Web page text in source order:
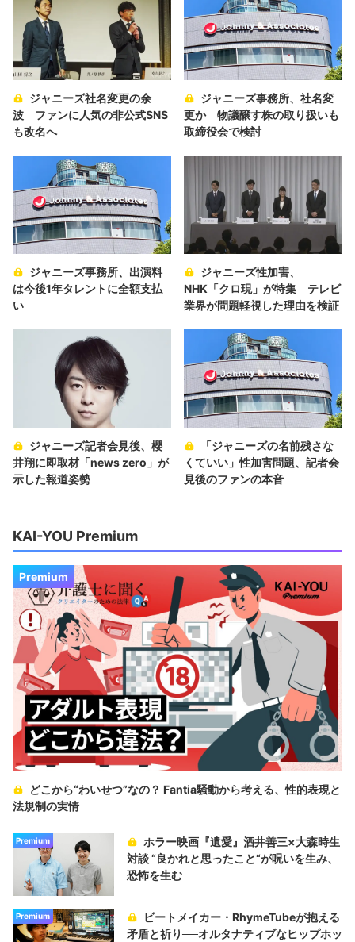
ジャニーズ社名変更の余
波 ファンに人気の非公式SNS
も改名へ
ジャニーズ事務所、社名変
更か 物議醸す株の取り扱いも
取締役会で検討
ジャニーズ事務所、出演料
は今後1年タレントに全額支払
い
ジャニーズ性加害、
NHK「クロ現」が特集 テレビ
業界が問題軽視した理由を検証
ジャニーズ記者会見後、櫻
井翔に即取材「news zero」が
示した報道姿勢
「ジャニーズの名前残さな
くていい」性加害問題、記者会
見後のファンの本音
KAI-YOU Premium
Premium
どこから“わいせつ”なの？ Fantia騒動から考える、性的表現と
法規制の実情
Premium
ホラー映画『遺愛』酒井善三×大森時生
対談 “良かれと思ったこと“が呪いを生み、
恐怖を生む
Premium
ビートメイカー・RhymeTubeが抱える
矛盾と祈り──オルタナティブなヒップホッ